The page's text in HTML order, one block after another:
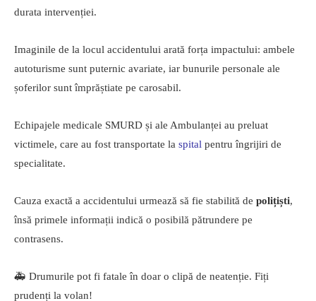
durata intervenției.
Imaginile de la locul accidentului arată forța impactului: ambele
autoturisme sunt puternic avariate, iar bunurile personale ale
șoferilor sunt împrăștiate pe carosabil.
Echipajele medicale SMURD și ale Ambulanței au preluat
victimele, care au fost transportate la spital pentru îngrijiri de
specialitate.
Cauza exactă a accidentului urmează să fie stabilită de polițiști,
însă primele informații indică o posibilă pătrundere pe
contrasens.
🚑 Drumurile pot fi fatale în doar o clipă de neatenție. Fiți
prudenți la volan!